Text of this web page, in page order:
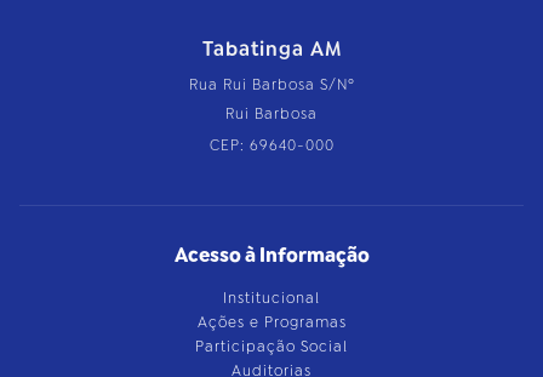
Tabatinga AM
Rua Rui Barbosa S/Nº
Rui Barbosa
CEP: 69640-000
Acesso à Informação
Institucional
Ações e Programas
Participação Social
Auditorias